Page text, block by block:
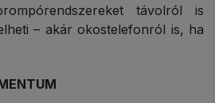
távolról is
– akár okostelefonról is, ha